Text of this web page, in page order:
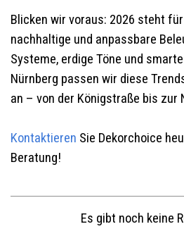
Blicken wir voraus: 2026 steht
nachhaltige und anpassbare
Systeme, erdige Töne und
Nürnberg passen wir diese
an – von der Königstraße bis zur
Kontaktieren Sie Dekorchoice
Beratung!
Es gibt noch keine